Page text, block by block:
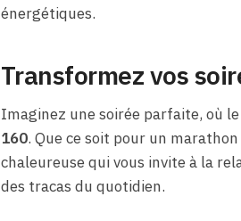
énergétiques.
Transformez vos
Imaginez une soirée parfaite, où
160. Que ce soit pour un
chaleureuse qui vous invite à la
des tracas du quotidien.